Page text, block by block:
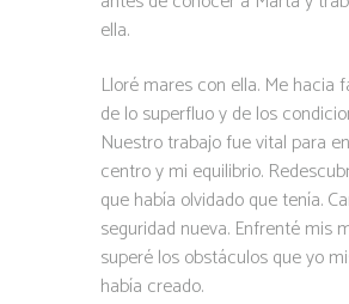
ella.
Lloré mares con ella. Me hacia
de lo superfluo y de los
Nuestro trabajo fue vital para
centro y mi equilibrio.
que había olvidado que tenía.
seguridad nueva. Enfrenté mis
superé los obstáculos que yo
había creado.